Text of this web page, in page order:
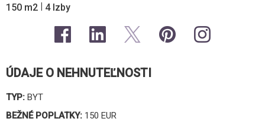
150 m2 | 4 Izby
ÚDAJE O NEHNUTEĽNOSTI
TYP: BYT
BEŽNÉ POPLATKY: 150 EUR